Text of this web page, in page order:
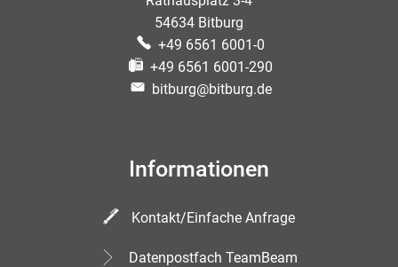
54634 Bitburg
+49 6561 6001-0
+49 6561 6001-290
bitburg@bitburg.de
Informationen
Kontakt/Einfache Anfrage
Datenpostfach TeamBeam